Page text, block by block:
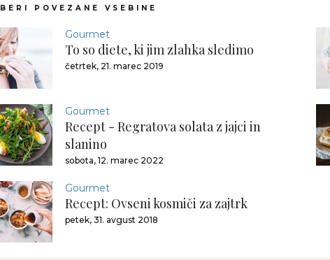
POVEZANE VSEBINE
Gourmet
To so diete, ki jim zlahka sledimo
četrtek, 21. marec 2019
Gourmet
Recept - Regratova solata z jajci in
slanino
sobota, 12. marec 2022
Gourmet
Recept: Ovseni kosmiči za zajtrk
petek, 31. avgust 2018